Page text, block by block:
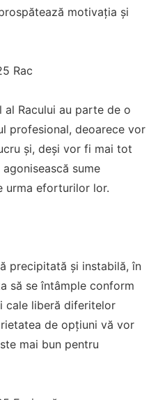
motivația și
Rac
al Racului au parte de o
profesional, deoarece vor
și, deși vor fi mai tot
sume
urma eforturilor lor.
precipitată și instabilă, în
să se întâmple conform
cale liberă diferitelor
de opțiuni vă vor
mai bun pentru